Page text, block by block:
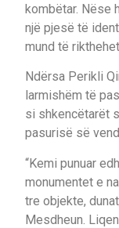
kombëtar. Nëse
një pjesë të
mund të rikthehet
Ndërsa Perikli
larmishëm të
si shkencëtarët
pasurisë së
“Kemi punuar
monumentet e
tre objekte,
Mesdheun.